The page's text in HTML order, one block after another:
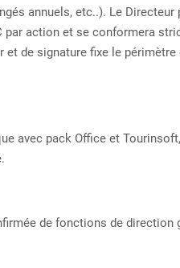
annuels, etc..). Le
par action et se conformera
et de signature fixe le
avec pack Office et
de fonctions de direction